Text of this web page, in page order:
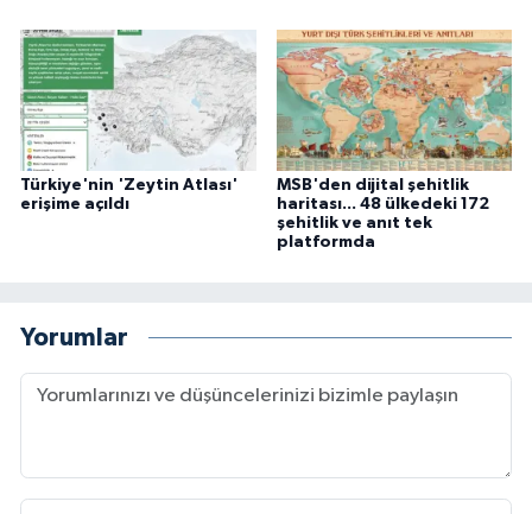
Türkiye'nin 'Zeytin Atlası'
erişime açıldı
MSB'den dijital şehitlik
haritası... 48 ülkedeki 172
şehitlik ve anıt tek
platformda
Yorumlar